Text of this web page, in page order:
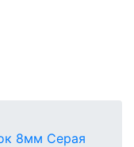
8мм Серая